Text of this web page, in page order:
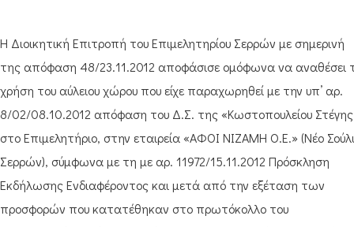
Η Διοικητική Επιτροπή του Επιμελητηρίου Σερρών με σημερινή
της απόφαση 48/23.11.2012 αποφάσισε ομόφωνα να αναθέσει
χρήση του αύλειου χώρου που είχε παραχωρηθεί με την υπ’ αρ.
8/02/08.10.2012 απόφαση του Δ.Σ. της «Κωστοπουλείου
στο Επιμελητήριο, στην εταιρεία «ΑΦΟΙ ΝΙΖΑΜΗ Ο.Ε.» (Νέο Σούλι
Σερρών), σύμφωνα με τη με αρ. 11972/15.11.2012 Πρόσκληση
Εκδήλωσης Ενδιαφέροντος και μετά από την εξέταση των
προσφορών που κατατέθηκαν στο πρωτόκολλο του